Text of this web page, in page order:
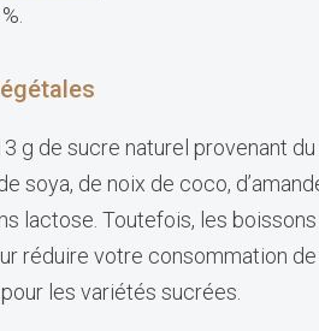
g de sucre naturel provenant
de noix de coco,
lactose. Toutefois, les
réduire votre consommation
les variétés sucrées.